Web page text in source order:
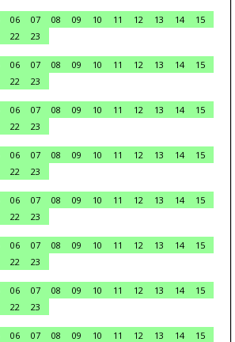
06 07 08 09 10 11 12 13 14
15
22
23
06 07 08 09 10 11 12 13 14
15
22
23
06 07 08 09 10 11 12 13 14
15
22
23
06 07 08 09 10 11 12 13 14
15
22
23
06 07 08 09 10 11 12 13 14
15
22
23
06 07 08 09 10 11 12 13 14
15
22
23
06 07 08 09 10 11 12 13 14
15
22
23
06 07 08 09 10 11 12 13 14
15